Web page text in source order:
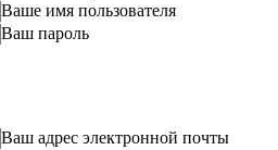
Ваше имя пользователя
Ваш пароль
Ваш адрес электронной почты